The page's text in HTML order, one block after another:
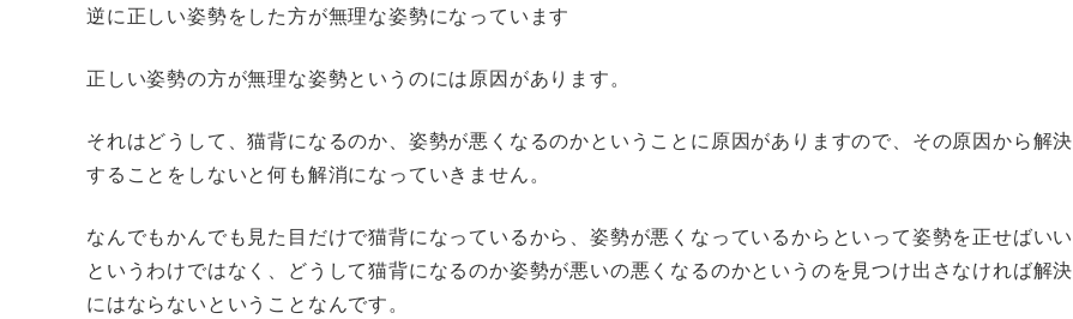
逆に正しい姿勢をした方が無理な姿勢になっています
正しい姿勢の方が無理な姿勢というのには原因があります。
それはどうして、猫背になるのか、姿勢が悪くなるのかということに原因がありますので、その原因から解決
することをしないと何も解消になっていきません。
なんでもかんでも見た目だけで猫背になっているから、姿勢が悪くなっているからといって姿勢を正せばいい
というわけではなく、どうして猫背になるのか姿勢が悪いの悪くなるのかというのを見つけ出さなければ解決
にはならないということなんです。